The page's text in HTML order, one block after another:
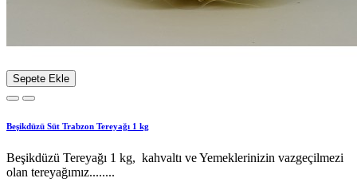
Sepete Ekle
Beşikdüzü Süt Trabzon Tereyağı 1 kg
Beşikdüzü Tereyağı 1 kg, kahvaltı ve Yemeklerinizin vazgeçilmezi
olan tereyağımız........